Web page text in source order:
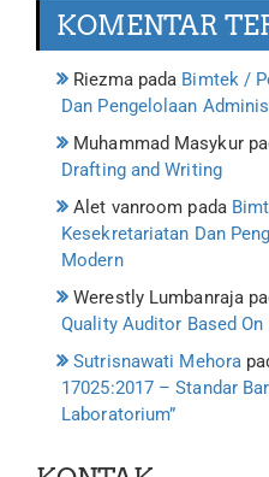
KOMENTAR
Riezmapada Bimtek /
Dan Pengelolaan
Muhammad Masykur
Drafting and Writing
Alet vanroom pada
Kesekretariatan Dan
Modern
Werestly Lumbanraja
Quality Auditor Based On
Sutrisnawati Mehora
17025:2017 – Standar
Laboratorium”